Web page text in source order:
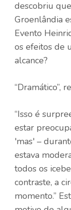
descobriu
Groenlândia
Evento
os efeitos de
alcance?
“Dramático”,
“Isso é
estar
'mas' –
estava
todos os
contraste, a
momento.”